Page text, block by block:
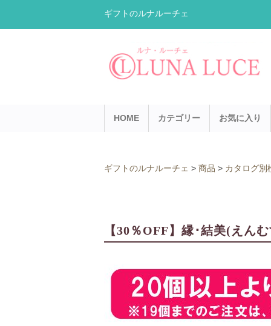
ギフトのルナルーチェ
HOME カテゴリー お気に入り
ギフトのルナルーチェ > 商品 > カタログ別
【30％OFF】縁･結美(えん